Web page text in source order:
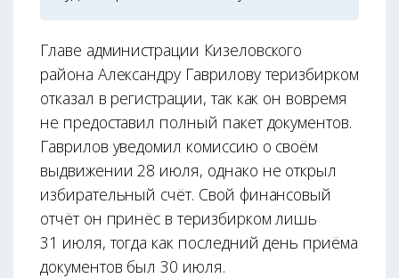
Главе администрации Кизеловского
района Александру Гаврилову теризбирком
отказал в регистрации, так как он вовремя
не предоставил полный пакет документов.
Гаврилов уведомил комиссию о своём
выдвижении 28 июля, однако не открыл
избирательный счёт. Свой финансовый
отчёт он принёс в теризбирком лишь
31 июля, тогда как последний день приёма
документов был 30 июля.